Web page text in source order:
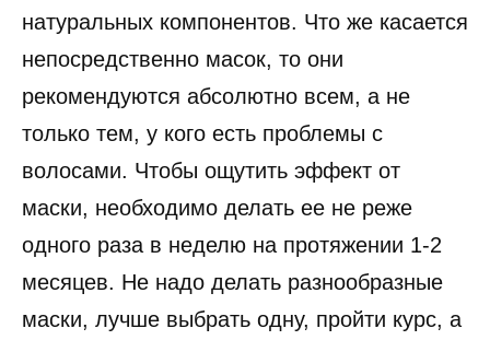
натуральных компонентов. Что же касается
непосредственно масок, то они
рекомендуются абсолютно всем, а не
только тем, у кого есть проблемы с
волосами. Чтобы ощутить эффект от
маски, необходимо делать ее не реже
одного раза в неделю на протяжении 1-2
месяцев. Не надо делать разнообразные
маски, лучше выбрать одну, пройти курс, а